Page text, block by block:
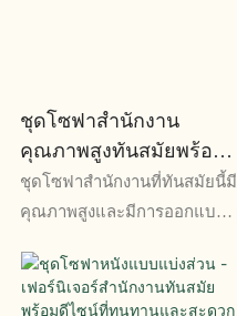
ชุดโซฟาสำนักงาน
คุณภาพสูงทันสมัยพร้อม
ความทนทานและทันสมัย
ชุดโซฟาสำนักงานที่ทันสมัยนี้มี
คุณภาพสูงและมีการออกแบบ
ทนทานและสะดวกสบาย
เหมาะสำหรับพื้นที่สำนักงาน